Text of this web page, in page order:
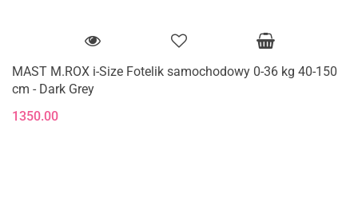
MAST M.ROX i-Size Fotelik samochodowy 0-36 kg 40-150
cm - Dark Grey
1350.00